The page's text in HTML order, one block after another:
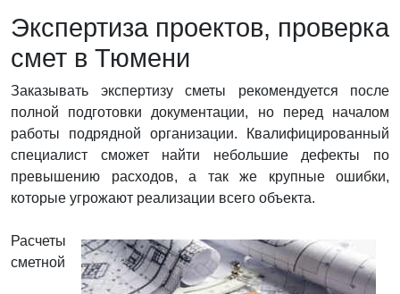
Экспертиза проектов, проверка
смет в Тюмени
Заказывать экспертизу сметы рекомендуется после
полной подготовки документации, но перед началом
работы подрядной организации. Квалифицированный
специалист сможет найти небольшие дефекты по
превышению расходов, а так же крупные ошибки,
которые угрожают реализации всего объекта.
Расчеты
сметной